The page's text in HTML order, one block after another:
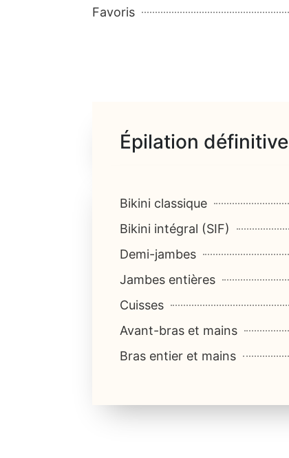
Favoris
Épilation
Bikini classique
Bikini intégral (SIF)
Demi-jambes
Jambes entières
Cuisses
Avant-bras et mains
Bras entier et mains